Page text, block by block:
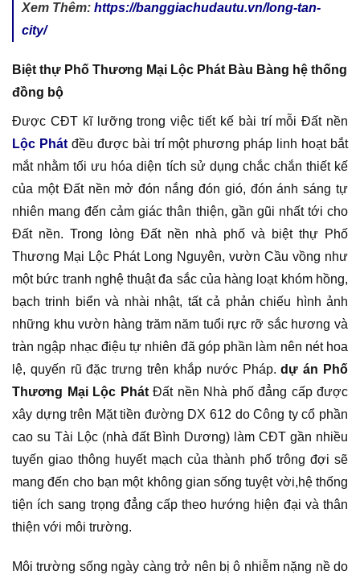
Xem Thêm: https://banggiachudautu.vn/long-tan-
city/
Biệt thự Phố Thương Mại Lộc Phát Bàu Bàng hệ thống
đồng bộ
Được CĐT kĩ lưỡng trong việc tiết kế bài trí mỗi Đất nền
Lộc Phátđều được bài trí một phương pháp linh hoạt bắt
mắt nhằm tối ưu hóa diện tích sử dụng chắc chắn thiết kế
của một Đất nền mở đón nắng đón gió, đón ánh sáng tự
nhiên mang đến cảm giác thân thiện, gần gũi nhất tới cho
Đất nền. Trong lòng Đất nền nhà phố và biệt thự Phố
Thương Mại Lộc Phát Long Nguyên, vườn Cầu vồng như
một bức tranh nghệ thuật đa sắc của hàng loạt khóm hồng,
bạch trinh biển và nhài nhật, tất cả phản chiếu hình ảnh
những khu vườn hàng trăm năm tuổi rực rỡ sắc hương và
tràn ngập nhạc điệu tự nhiên đã góp phần làm nên nét hoa
lệ, quyến rũ đặc trưng trên khắp nước Pháp.dự án Phố
Thương Mại Lộc PhátĐất nền Nhà phố đẳng cấp được
xây dựng trên Mặt tiền đường DX 612 do Công ty cổ phần
cao su Tài Lộc (nhà đất Bình Dương) làm CĐT gần nhiều
tuyến giao thông huyết mạch của thành phố trông đợi sẽ
mang đến cho bạn một không gian sống tuyệt vời,hệ thống
tiện ích sang trọng đẳng cấp theo hướng hiện đại và thân
thiện với môi trường.
Môi trường sống ngày càng trở nên bị ô nhiễm nặng nề do